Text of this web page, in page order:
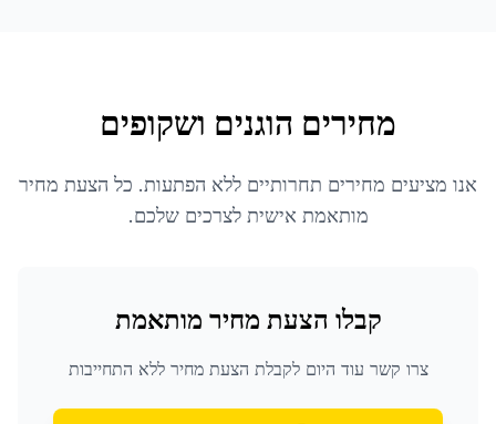
מחירים הוגנים ושקופים
אנו מציעים מחירים תחרותיים ללא הפתעות. כל הצעת מחיר
מותאמת אישית לצרכים שלכם.
קבלו הצעת מחיר מותאמת
צרו קשר עוד היום לקבלת הצעת מחיר ללא התחייבות